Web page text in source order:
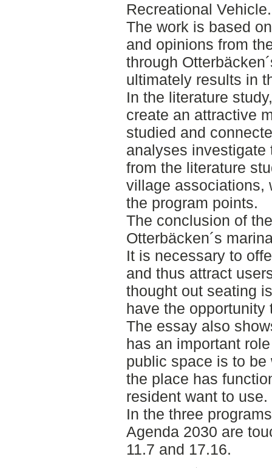
Recreational Vehicle.
The work is based
and opinions from
through
ultimately results in
In the literature
create an attractive
studied and
analyses investigate
from the literature
village associations,
the program points.
The conclusion of
Otterbäcken´s
It is necessary to
and thus attract
thought out seating
have the opportunity
The essay also
has an important
public space is to
the place has
resident want to use.
In the three
Agenda 2030 are
11.7 and 17.16.